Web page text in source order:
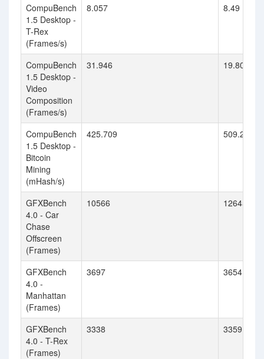
CompuBench
1.5 Desktop -
T-Rex
(Frames/s)
8.057 8.49
CompuBench
1.5 Desktop -
Video
Composition
(Frames/s)
31.946 19.803
CompuBench
1.5 Desktop -
Bitcoin
Mining
(mHash/s)
425.709 509.222
GFXBench
4.0 - Car
Chase
Offscreen
(Frames)
10566 12645
GFXBench
4.0 -
Manhattan
(Frames)
3697 3654
GFXBench
4.0 - T-Rex
(Frames)
3338 3359